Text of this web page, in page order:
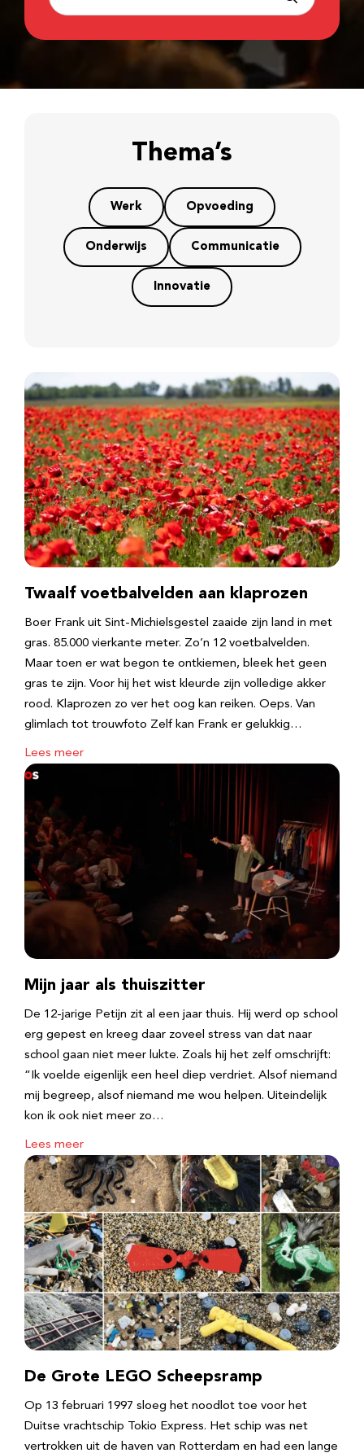
Thema’s
Werk Opvoeding
Onderwijs Communicatie
Innovatie
Twaalf voetbalvelden aan klaprozen
Boer Frank uit Sint-Michielsgestel zaaide zijn land in met
gras. 85.000 vierkante meter. Zo’n 12 voetbalvelden.
Maar toen er wat begon te ontkiemen, bleek het geen
gras te zijn. Voor hij het wist kleurde zijn volledige akker
rood. Klaprozen zo ver het oog kan reiken. Oeps. Van
glimlach tot trouwfoto Zelf kan Frank er gelukkig…
Lees meer
Mijn jaar als thuiszitter
De 12-jarige Petijn zit al een jaar thuis. Hij werd op school
erg gepest en kreeg daar zoveel stress van dat naar
school gaan niet meer lukte. Zoals hij het zelf omschrijft:
“Ik voelde eigenlijk een heel diep verdriet. Alsof niemand
mij begreep, alsof niemand me wou helpen. Uiteindelijk
kon ik ook niet meer zo…
Lees meer
De Grote LEGO Scheepsramp
Op 13 februari 1997 sloeg het noodlot toe voor het
Duitse vrachtschip Tokio Express. Het schip was net
vertrokken uit de haven van Rotterdam en had een lange